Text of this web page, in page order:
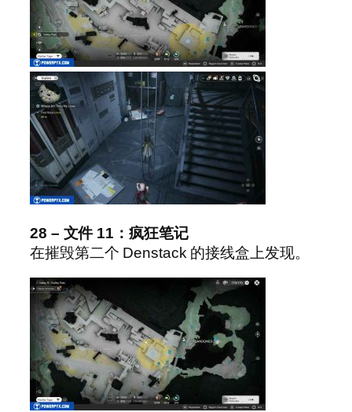
28 – 文件 11：疯狂笔记
在摧毁第二个 Denstack 的接线盒上发现。